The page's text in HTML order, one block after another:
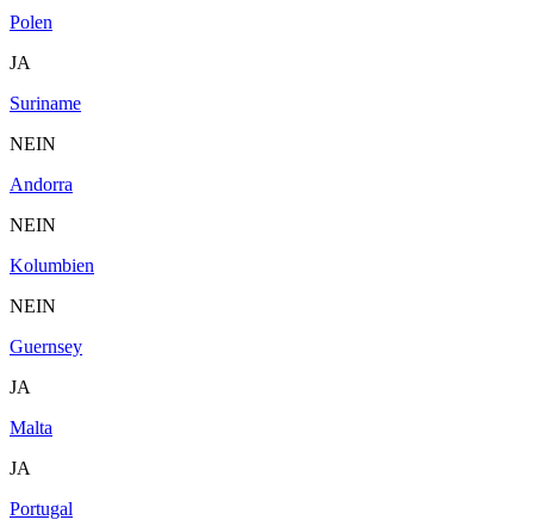
Polen
JA
Suriname
NEIN
Andorra
NEIN
Kolumbien
NEIN
Guernsey
JA
Malta
JA
Portugal